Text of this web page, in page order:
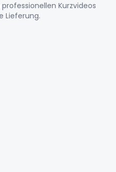
Kurzvideos
Lieferung.